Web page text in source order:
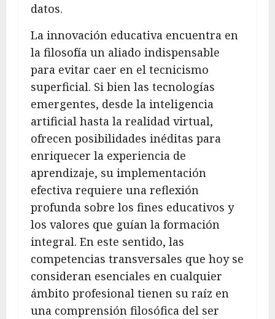
datos.
La innovación educativa encuentra en
la filosofía un aliado indispensable
para evitar caer en el tecnicismo
superficial. Si bien las tecnologías
emergentes, desde la inteligencia
artificial hasta la realidad virtual,
ofrecen posibilidades inéditas para
enriquecer la experiencia de
aprendizaje, su implementación
efectiva requiere una reflexión
profunda sobre los fines educativos y
los valores que guían la formación
integral. En este sentido, las
competencias transversales que hoy se
consideran esenciales en cualquier
ámbito profesional tienen su raíz en
una comprensión filosófica del ser